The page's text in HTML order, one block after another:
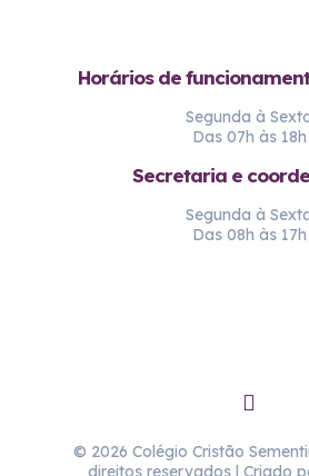
Horários de
Segunda à
Das 07h às 18h
Secretaria e
Segunda à
Das 08h às 17h
© 2026 Colégio Cristão
direitos reservados | Criado